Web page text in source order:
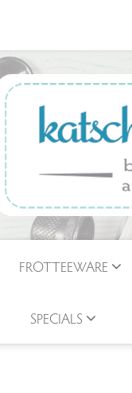
FROTTEEWARE
SPECIALS